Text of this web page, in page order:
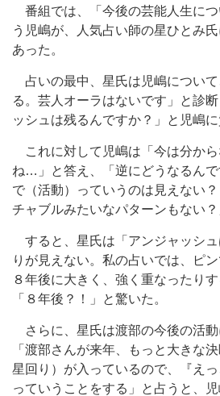
番組では、「今後の芸能人生に
う児嶋が、人気占い師の星ひとみ
あった。
占いの最中、星氏は児嶋につい
る。芸人オーラはないです」と診
ッシュは残るんですか？」と児嶋に
これに対して児嶋は「今は分から
ね…」と答え、「逆にどうなるん
で（活動）っていうのは見えない
チャブルみたいなパターンもない？
すると、星氏は「アンジャッシ
りが見えない。私の占いでは、ピ
８年後に大きく、強く重なったり
「８年後？！」と驚いた。
さらに、星氏は渡部の今後の活動
「渡部さんが来年、もっと大きな
星回り）が入っているので、『えっ
っていうことをする」と占うと、